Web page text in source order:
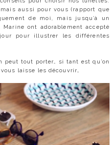
aussi pour vous (rapport que
de moi, mais jusqu’à un
ont adorablement accepté
pour illustrer les différentes
peut tout porter… si tant est qu’on
laisse les découvrir…